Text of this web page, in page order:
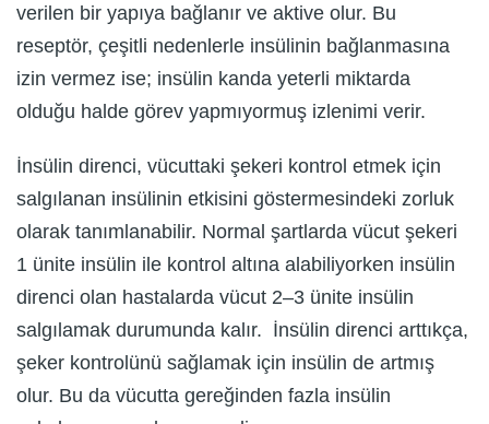
verilen bir yapıya bağlanır ve aktive olur. Bu
reseptör, çeşitli nedenlerle insülinin bağlanmasına
izin vermez ise; insülin kanda yeterli miktarda
olduğu halde görev yapmıyormuş izlenimi verir.
İnsülin direnci, vücuttaki şekeri kontrol etmek için
salgılanan insülinin etkisini göstermesindeki zorluk
olarak tanımlanabilir. Normal şartlarda vücut şekeri
1 ünite insülin ile kontrol altına alabiliyorken insülin
direnci olan hastalarda vücut 2–3 ünite insülin
salgılamak durumunda kalır. İnsülin direnci arttıkça,
şeker kontrolünü sağlamak için insülin de artmış
olur. Bu da vücutta gereğinden fazla insülin